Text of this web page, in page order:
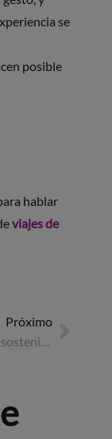
se
posible
hablar
viajes de
Próximo
Innovación, sostenibilidad y estrategia: lo más destacado del Business Travel Show Europe 2025